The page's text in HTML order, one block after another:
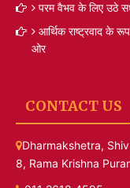
परम वैभव के लिए उठे
आर्थिक राष्ट्रवाद के
ओर
CONTACT US
Dharmakshetra,
8, Rama Krishna